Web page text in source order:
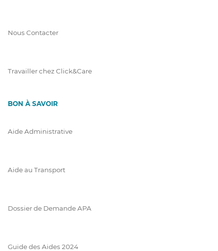
Nous Contacter
Travailler chez Click&Care
BON À SAVOIR
Aide Administrative
Aide au Transport
Dossier de Demande APA
Guide des Aides 2024